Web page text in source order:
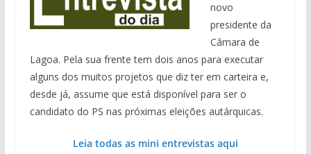
novo
presidente da
Câmara de
Lagoa. Pela sua frente tem dois anos para executar
alguns dos muitos projetos que diz ter em carteira e,
desde já, assume que está disponível para ser o
candidato do PS nas próximas eleições autárquicas.
Leia todas as mini entrevistas aqui